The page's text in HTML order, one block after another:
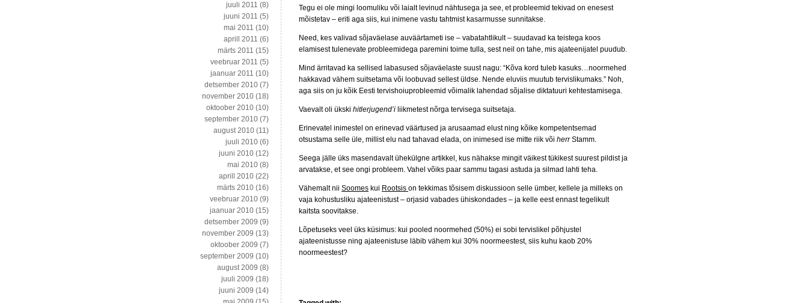
Tegu ei ole mingi loomuliku või laialt levinud nähtusega ja see, et probleemid tekivad on enesest
mõistetav – eriti aga siis, kui inimene vastu tahtmist kasarmusse sunnitakse.
Need, kes valivad sõjaväelase auväärtameti ise – vabatahtlikult – suudavad ka teistega koos
elamisest tulenevate probleemidega paremini toime tulla, sest neil on tahe, mis ajateenijatel puudub.
Mind ärritavad ka sellised labasused sõjaväelaste suust nagu: “Kõva kord tuleb kasuks…noormehed
hakkavad vähem suitsetama või loobuvad sellest üldse. Nende eluviis muutub tervislikumaks.” Noh,
aga siis on ju kõik Eesti tervishoiuprobleemid võimalik lahendad sõjalise diktatuuri kehtestamisega.
Vaevalt oli ükski hitlerjugend’i liikmetest nõrga tervisega suitsetaja.
Erinevatel inimestel on erinevad väärtused ja arusaamad elust ning kõike kompetentsemad
otsustama selle üle, millist elu nad tahavad elada, on inimesed ise mitte riik või herrStamm.
Seega jälle üks masendavalt ühekülgne artikkel, kus nähakse mingit väikest tükikest suurest pildist ja
arvatakse, et see ongi probleem. Vahel võiks paar sammu tagasi astuda ja silmad lahti teha.
Vähemalt nii Soomes kui Rootsis on tekkimas tõsisem diskussioon selle ümber, kellele ja milleks on
vaja kohustusliku ajateenistust – orjasid vabades ühiskondades – ja kelle eest ennast tegelikult
kaitsta soovitakse.
Lõpetuseks veel üks küsimus: kui pooled noormehed (50%) ei sobi tervislikel põhjustel
ajateenistusse ning ajateenistuse läbib vähem kui 30% noormeestest, siis kuhu kaob 20%
noormeestest?
juuli 2011 (8)
juuni 2011 (5)
mai 2011 (10)
aprill 2011 (6)
märts 2011 (15)
veebruar 2011 (5)
jaanuar 2011 (10)
detsember 2010 (7)
november 2010 (18)
oktoober 2010 (10)
september 2010 (7)
august 2010 (11)
juuli 2010 (6)
juuni 2010 (12)
mai 2010 (8)
aprill 2010 (22)
märts 2010 (16)
veebruar 2010 (9)
jaanuar 2010 (15)
detsember 2009 (9)
november 2009 (13)
oktoober 2009 (7)
september 2009 (10)
august 2009 (8)
juuli 2009 (18)
juuni 2009 (14)